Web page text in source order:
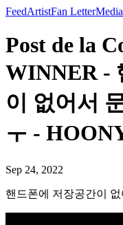
FeedArtistFan LetterMedia
Post de la
WINNER -
이 없어서
ㅜ -
Sep 24, 2022
핸드폰에 저장공간이